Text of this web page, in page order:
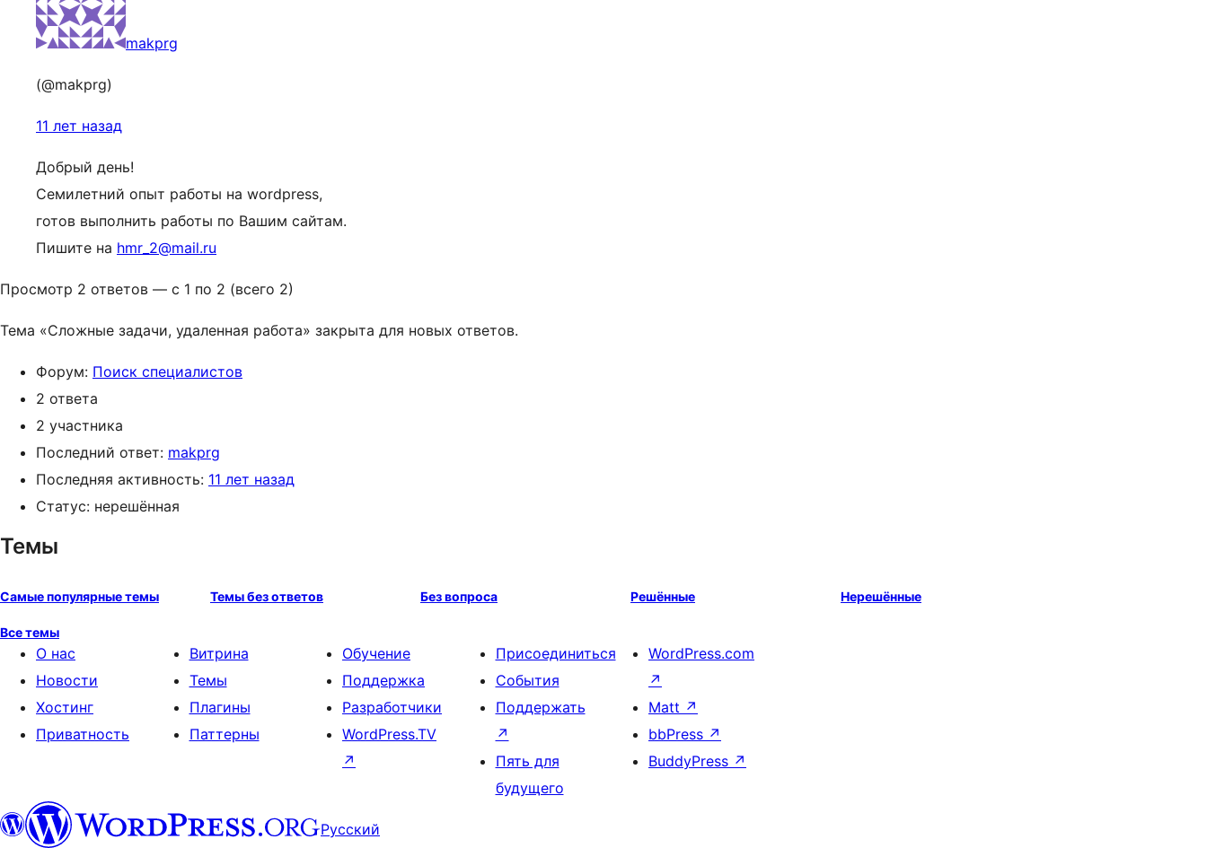
makprg
(@makprg)
11 лет назад
Добрый день!
Семилетний опыт работы на wordpress,
готов выполнить работы по Вашим сайтам.
Пишите на hmr_2@mail.ru
Просмотр 2 ответов — с 1 по 2 (всего 2)
Тема «Сложные задачи, удаленная работа» закрыта для новых ответов.
Форум: Поиск специалистов
2 ответа
2 участника
Последний ответ: makprg
Последняя активность: 11 лет назад
Статус: нерешённая
Темы
Самые популярные темы Темы без ответов Без вопроса Решённые Нерешённые
Все темы
О нас
Новости
Хостинг
Приватность
Витрина
Темы
Плагины
Паттерны
Обучение
Поддержка
Разработчики
WordPress.TV
↗
Присоединиться
События
Поддержать
↗
Пять для
будущего
WordPress.com
↗
Matt ↗
bbPress ↗
BuddyPress ↗
Русский